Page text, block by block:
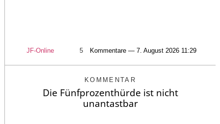
JF-Online 5 Kommentare — 7. August 2026 11:29
KOMMENTAR
Die Fünfprozenthürde ist nicht
unantastbar